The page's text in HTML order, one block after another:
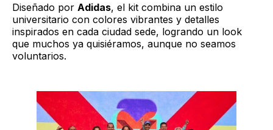
Diseñado por Adidas, el kit combina un estilo
universitario con colores vibrantes y detalles
inspirados en cada ciudad sede, logrando un look
que muchos ya quisiéramos, aunque no seamos
voluntarios.